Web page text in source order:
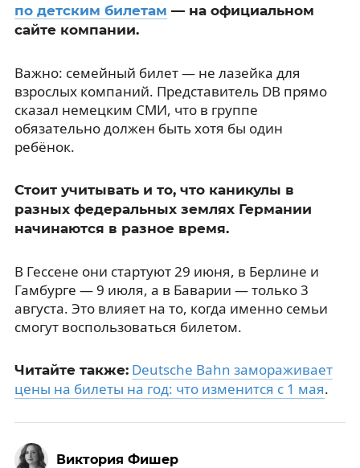
по детским билетам — на официальном
сайте компании.
Важно: семейный билет — не лазейка для
взрослых компаний. Представитель DB прямо
сказал немецким СМИ, что в группе
обязательно должен быть хотя бы один
ребёнок.
Стоит учитывать и то, что каникулы в
разных федеральных землях Германии
начинаются в разное время.
В Гессене они стартуют 29 июня, в Берлине и
Гамбурге — 9 июля, а в Баварии — только 3
августа. Это влияет на то, когда именно семьи
смогут воспользоваться билетом.
Читайте также: Deutsche Bahn замораживает
цены на билеты на год: что изменится с 1 мая.
Виктория Фишер